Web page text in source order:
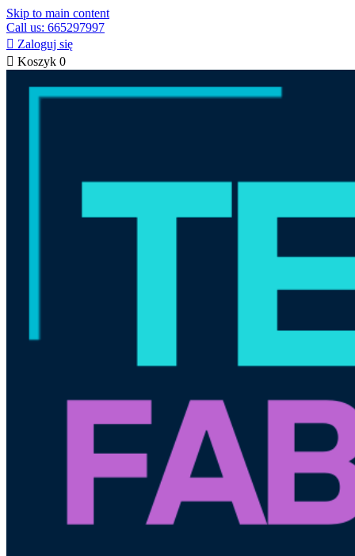
Skip to main content
Call us: 665297997
 Zaloguj się
 Koszyk 0